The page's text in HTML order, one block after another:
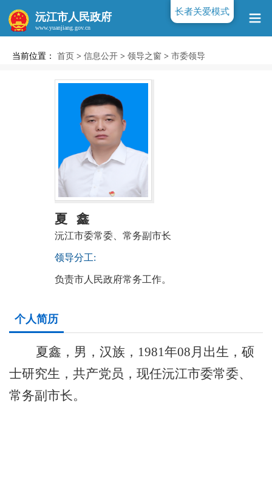
沅江市人民政府
www.yuanjiang.gov.cn
当前位置： 首页 > 信息公开 > 领导之窗 > 市委领导
夏 鑫
沅江市委常委、常务副市长
领导分工:
负责市人民政府常务工作。
个人简历
夏鑫，男，汉族， 1981年08月出生，硕
士研究生 ， 共产党员，现任沅江市委常委、
常务副市长。
长者关爱模式